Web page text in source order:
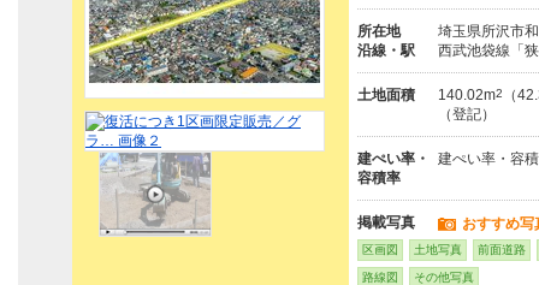
所在地
埼玉県所沢市
沿線・駅
西武池袋線「
土地面積 140.02m2
（
（登記）
建ぺい率・
容積率
建ぺい率・容
掲載写真 おすすめ写
区画図 土地写真 前面道路
路線図 その他写真